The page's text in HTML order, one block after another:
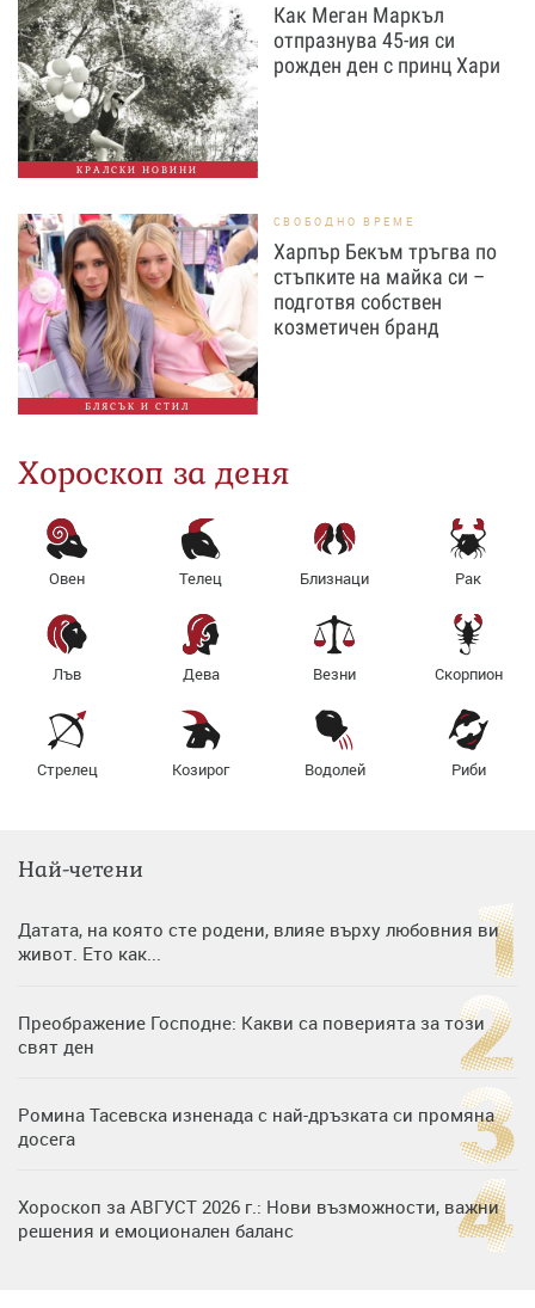
КРАЛСКИ НОВИНИ
Как Меган Маркъл
отпразнува 45-ия си
рожден ден с принц Хари
БЛЯСЪК И СТИЛ
СВОБОДНО ВРЕМЕ
Харпър Бекъм тръгва по
стъпките на майка си –
подготвя собствен
козметичен бранд
Хороскоп за деня
Овен Телец Близнаци Рак
Лъв Дева Везни Скорпион
Стрелец Козирог Водолей Риби
Най-четени
Датата, на която сте родени, влияе върху любовния ви
живот. Ето как...
Преображение Господне: Какви са поверията за този
свят ден
Ромина Тасевска изненада с най-дръзката си промяна
досега
Хороскоп за АВГУСТ 2026 г.: Нови възможности, важни
решения и емоционален баланс